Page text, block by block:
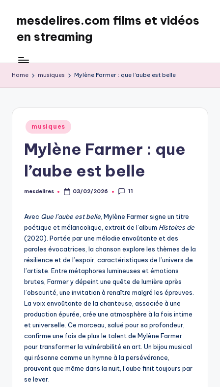
content
mesdelires.com films et vidéos
en streaming
:
film
et
complet
français
Home musiques Mylène Farmer : que l’aube est belle
Posted
in
musiques
Mylène Farmer : que
l’aube est belle
Posted
mesdelires 03/02/2026 11
Avec Que l’aube est belle, Mylène Farmer signe un titre
poétique et mélancolique, extrait de l’album Histoires de
(2020). Portée par une mélodie envoûtante et des
paroles évocatrices, la chanson explore les thèmes de la
résilience et de l’espoir, caractéristiques de l’univers de
l’artiste. Entre métaphores lumineuses et émotions
brutes, Farmer y dépeint une quête de lumière après
l’obscurité, une invitation à renaître malgré les épreuves.
La voix envoûtante de la chanteuse, associée à une
production épurée, crée une atmosphère à la fois intime
et universelle. Ce morceau, salué pour sa profondeur,
confirme une fois de plus le talent de Mylène Farmer
pour transformer la vulnérabilité en art. Un bijou musical
qui résonne comme un hymne à la persévérance,
prouvant que même dans la nuit, l’aube finit toujours par
se lever.